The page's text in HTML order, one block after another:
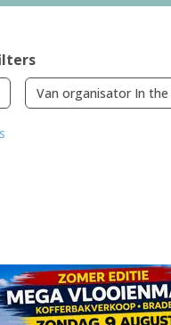
Van organisator In